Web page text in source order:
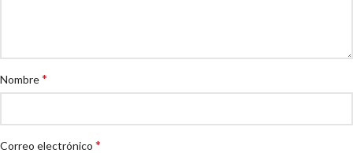
Nombre*
Correo electrónico *